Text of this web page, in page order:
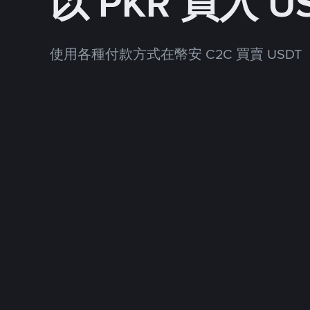
使用各種付款方式在幣安 C2C 買賣 USDT